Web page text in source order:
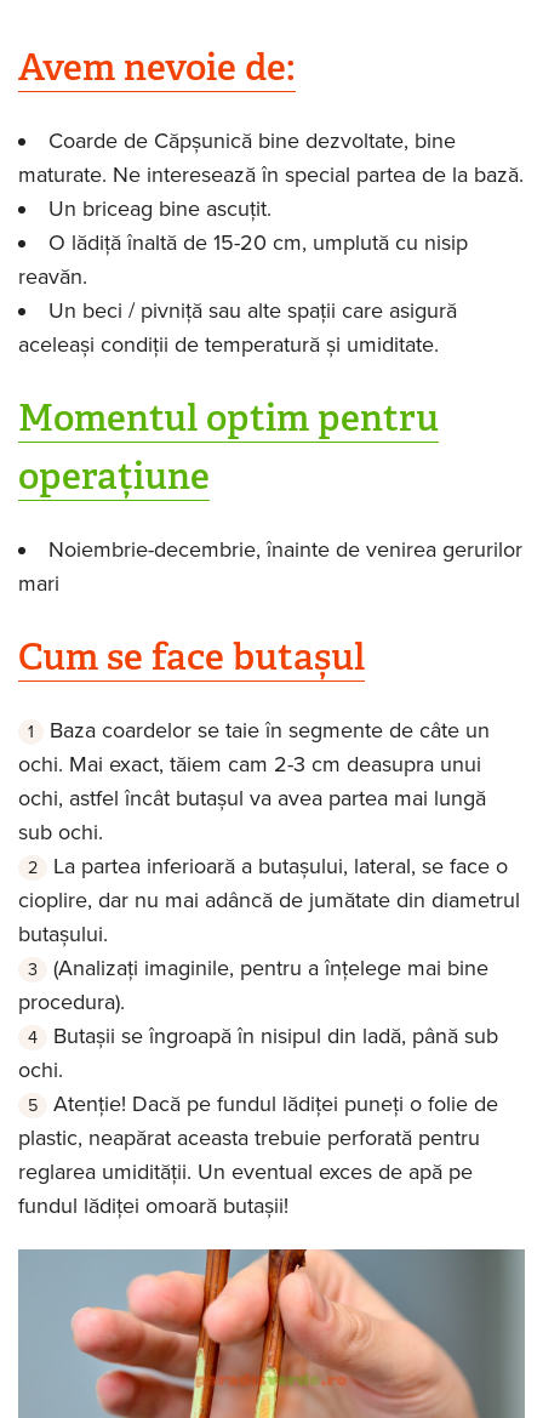
Avem nevoie de:
Coarde de Căpșunică bine dezvoltate, bine
maturate. Ne interesează în special partea de la bază.
Un briceag bine ascuțit.
O lădiță înaltă de 15-20 cm, umplută cu nisip
reavăn.
Un beci / pivniță sau alte spații care asigură
aceleași condiții de temperatură și umiditate.
Momentul optim pentru
operațiune
Noiembrie-decembrie, înainte de venirea gerurilor
mari
Cum se face butașul
Baza coardelor se taie în segmente de câte un
ochi. Mai exact, tăiem cam 2-3 cm deasupra unui
ochi, astfel încât butașul va avea partea mai lungă
sub ochi.
La partea inferioară a butașului, lateral, se face o
cioplire, dar nu mai adâncă de jumătate din diametrul
butașului.
(Analizați imaginile, pentru a înțelege mai bine
procedura).
Butașii se îngroapă în nisipul din ladă, până sub
ochi.
Atenție! Dacă pe fundul lădiței puneți o folie de
plastic, neapărat aceasta trebuie perforată pentru
reglarea umidității. Un eventual exces de apă pe
fundul lădiței omoară butașii!